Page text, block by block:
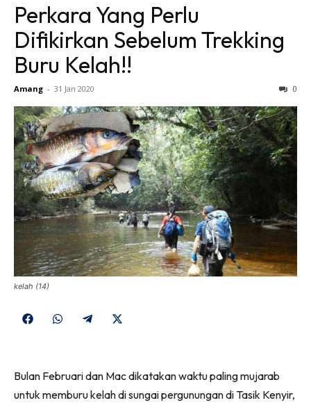
Perkara Yang Perlu
Difikirkan Sebelum Trekking
Buru Kelah!!
Amang - 31 Jan 2020 0
kelah (14)
Share
Share
Share
(Twitter)
Bulan Februari dan Mac dikatakan waktu paling mujarab
untuk memburu kelah di sungai pergunungan di Tasik Kenyir,